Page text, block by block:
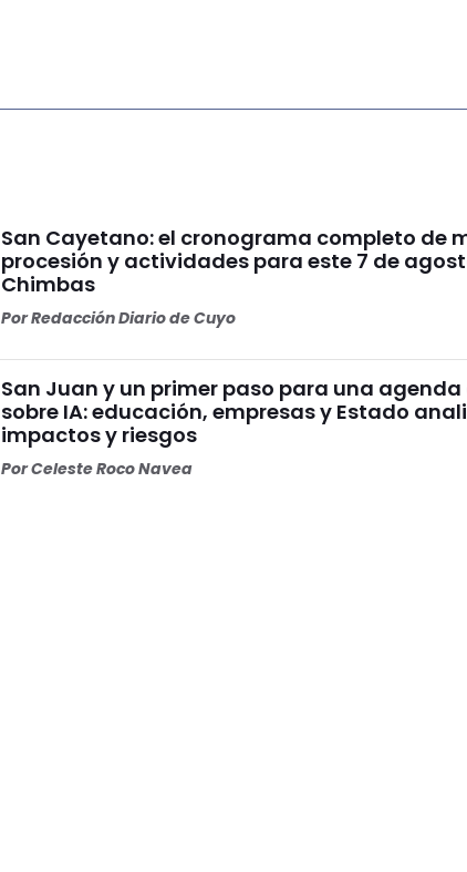
San Cayetano: el cronograma completo de
procesión y actividades para este 7 de
Chimbas
PorRedacción Diario de Cuyo
San Juan y un primer paso para una
sobre IA: educación, empresas y Estado
impactos y riesgos
PorCeleste Roco Navea